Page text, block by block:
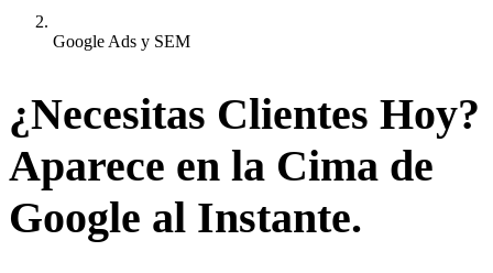
Google Ads y SEM
¿Necesitas Clientes Hoy?
Aparece en la Cima de
Google al Instante.